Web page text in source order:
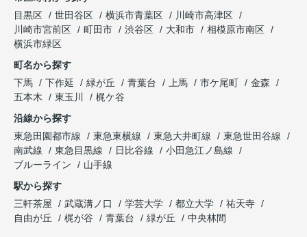
目黒区
世田谷区 横浜市青葉区
川崎市高津区
川崎市宮前区
町田市 渋谷区 大和市
相模原市南区
横浜市緑区
町名から探す
下馬
下作延 緑が丘 青葉台 上馬 市ケ尾町
金森
五本木
東玉川
梶ケ谷
沿線から探す
東急田園都市線
東急東横線 東急大井町線
東急世田谷線
南武線
東急目黒線 日比谷線
小田急江ノ島線
ブルーライン
山手線
駅から探す
三軒茶屋
武蔵溝ノ口 学芸大学 都立大学
祐天寺
自由が丘
梶が谷 青葉台 緑が丘 中央林間